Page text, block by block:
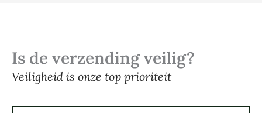
Is de verzending veilig?
Veiligheid is onze top prioriteit